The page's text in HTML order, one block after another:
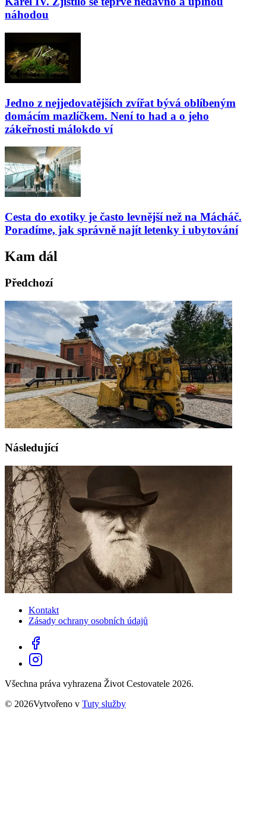
náhodou
Jedno z nejjedovatějších zvířat bývá oblíbeným
domácím mazlíčkem. Není to had a o jeho
zákeřnosti málokdo ví
Cesta do exotiky je často levnější než na Mácháč.
Poradíme, jak správně najít letenky i ubytování
Kam dál
Předchozí
Následující
Kontakt
Zásady ochrany osobních údajů
Všechna práva vyhrazena Život Cestovatele 2026.
© 2026Vytvořeno v Tuty služby